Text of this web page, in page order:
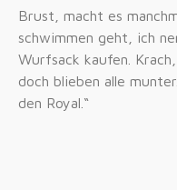
Brust, macht es
schwimmen geht, ich
Wurfsack kaufen.
doch blieben alle
den Royal.“